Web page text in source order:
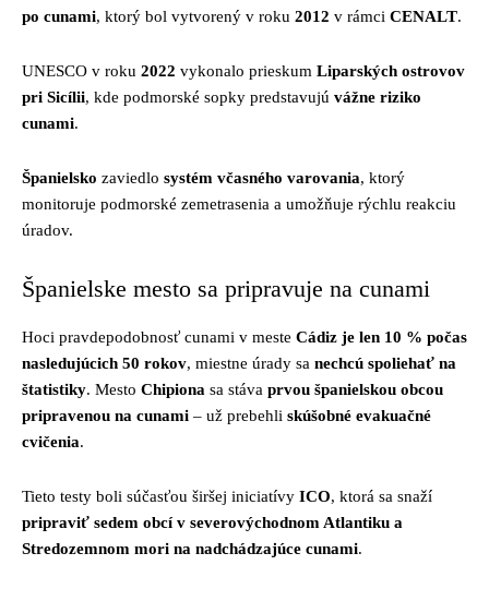
po cunami, ktorý bol vytvorený v roku 2012 v rámci CENALT.
UNESCO v roku 2022 vykonalo prieskum Liparských ostrovov
pri Sicílii, kde podmorské sopky predstavujú vážne riziko
cunami.
Španielsko zaviedlo systém včasného varovania, ktorý
monitoruje podmorské zemetrasenia a umožňuje rýchlu reakciu
úradov.
Španielske mesto sa pripravuje na cunami
Hoci pravdepodobnosť cunami v meste Cádiz je len 10 % počas
nasledujúcich 50 rokov, miestne úrady sa nechcú spoliehať na
štatistiky. Mesto Chipiona sa stáva prvou španielskou obcou
pripravenou na cunami – už prebehli skúšobné evakuačné
cvičenia.
Tieto testy boli súčasťou širšej iniciatívy ICO, ktorá sa snaží
pripraviť sedem obcí v severovýchodnom Atlantiku a
Stredozemnom mori na nadchádzajúce cunami.